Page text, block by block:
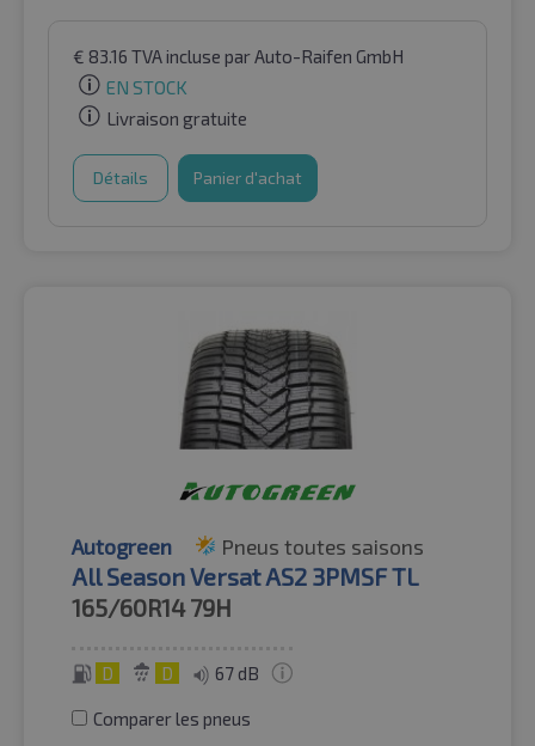
€ 83.16 TVA incluse par Auto-Raifen GmbH
EN STOCK
Livraison gratuite
Détails Panier d'achat
Autogreen Pneus toutes saisons
All Season Versat AS2 3PMSF TL
165/60R14 79H
D D 67 dB
Comparer les pneus